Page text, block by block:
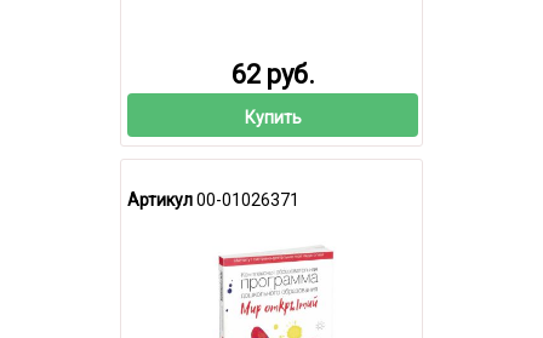
62 руб.
Купить
Артикул00-01026371